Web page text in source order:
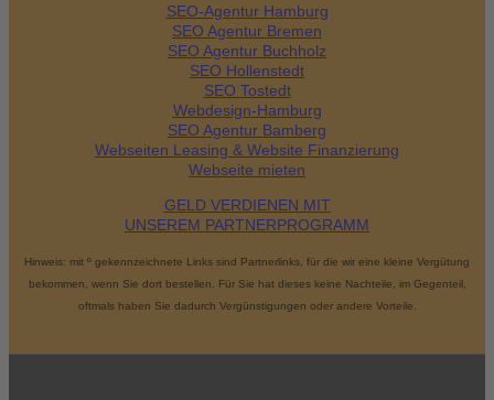
SEO-Agentur Hamburg
SEO Agentur Bremen
SEO Agentur Buchholz
SEO Hollenstedt
SEO Tostedt
Webdesign-Hamburg
SEO Agentur Bamberg
Webseiten Leasing & Website Finanzierung
Webseite mieten
GELD VERDIENEN MIT
UNSEREM PARTNERPROGRAMM
Hinweis: mit º gekennzeichnete Links sind Partnerlinks, für die wir eine kleine Vergütung
bekommen, wenn Sie dort bestellen. Für Sie hat dieses keine Nachteile, im Gegenteil,
oftmals haben Sie dadurch Vergünstigungen oder andere Vorteile.